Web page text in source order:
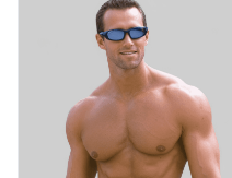
perfetto per un look da
spiaggia raffinato.